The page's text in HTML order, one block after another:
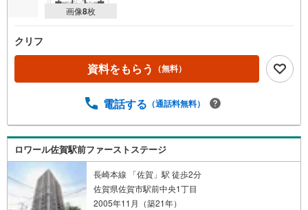
画像8枚
クリフ
資料をもらう （無料）
電話する （通話料無料）
ロワール佐賀駅前ファーストステージ
長崎本線 「佐賀」駅 徒歩2分
佐賀県佐賀市駅前中央1丁目
2005年11月（築21年）